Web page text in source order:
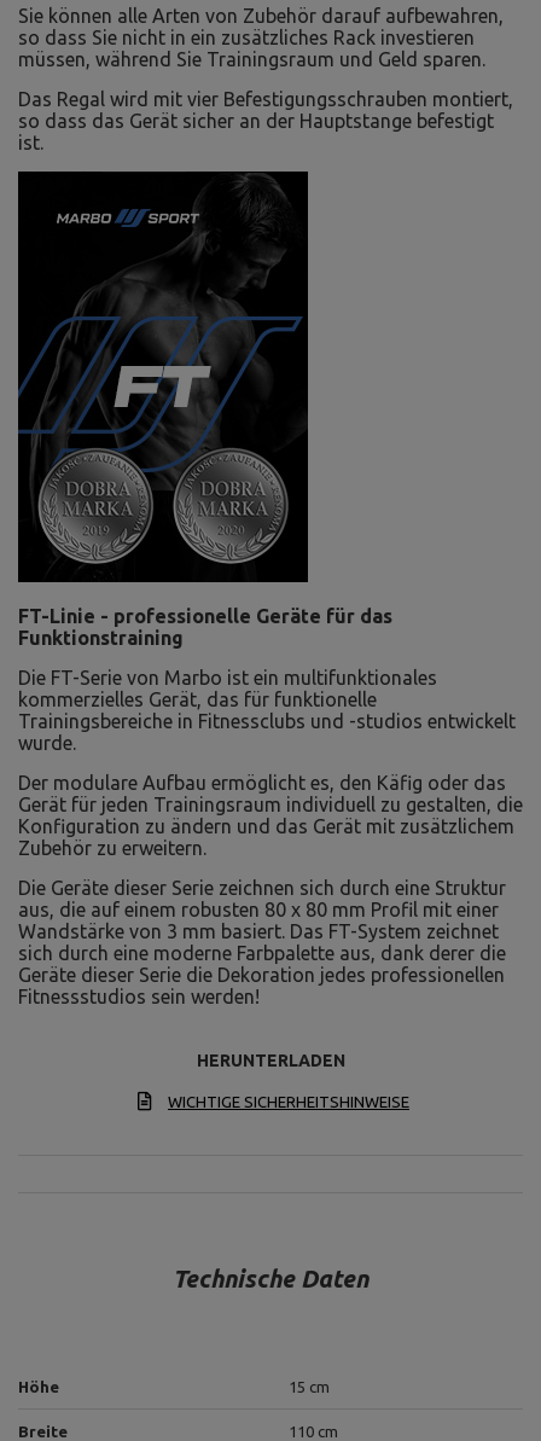
Sie können alle Arten von Zubehör darauf aufbewahren,
so dass Sie nicht in ein zusätzliches Rack investieren
müssen, während Sie Trainingsraum und Geld sparen.
Das Regal wird mit vier Befestigungsschrauben montiert,
so dass das Gerät sicher an der Hauptstange befestigt
ist.
FT-Linie - professionelle Geräte für das
Funktionstraining
Die FT-Serie von Marbo ist ein multifunktionales
kommerzielles Gerät, das für funktionelle
Trainingsbereiche in Fitnessclubs und -studios entwickelt
wurde.
Der modulare Aufbau ermöglicht es, den Käfig oder das
Gerät für jeden Trainingsraum individuell zu gestalten, die
Konfiguration zu ändern und das Gerät mit zusätzlichem
Zubehör zu erweitern.
Die Geräte dieser Serie zeichnen sich durch eine Struktur
aus, die auf einem robusten 80 x 80 mm Profil mit einer
Wandstärke von 3 mm basiert. Das FT-System zeichnet
sich durch eine moderne Farbpalette aus, dank derer die
Geräte dieser Serie die Dekoration jedes professionellen
Fitnessstudios sein werden!
HERUNTERLADEN
WICHTIGE SICHERHEITSHINWEISE
Technische Daten
Höhe 15 cm
Breite 110 cm